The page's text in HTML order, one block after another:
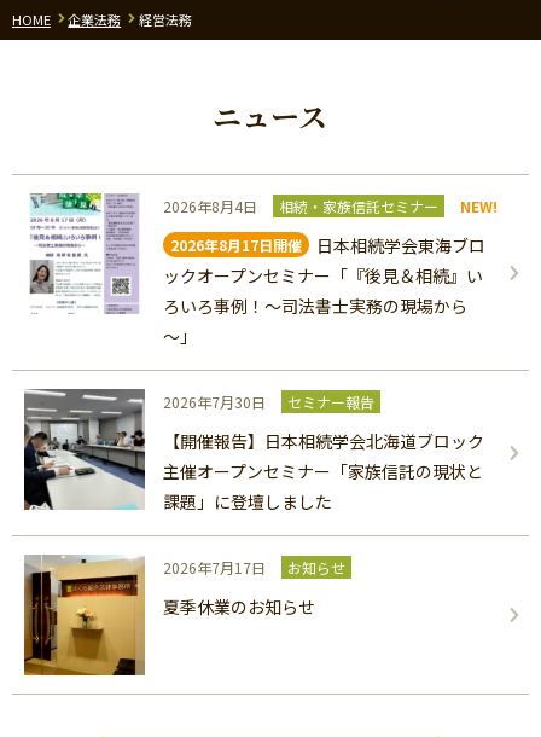
HOME 企業法務 経営法務
ニュース
2026年8月4日 相続・家族信託セミナー
NEW!
2026年8月17日開催
日本相続学会東海ブロ
ックオープンセミナー「『後見＆相続』い
ろいろ事例！～司法書士実務の現場から
～」
2026年7月30日 セミナー報告
【開催報告】日本相続学会北海道ブロック
主催オープンセミナー「家族信託の現状と
課題」に登壇しました
2026年7月17日 お知らせ
夏季休業のお知らせ